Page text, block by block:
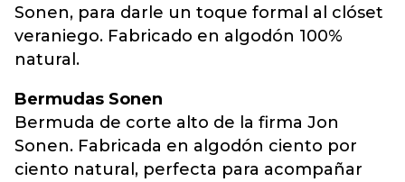
Sonen, para darle un toque formal al clóset
veraniego. Fabricado en algodón 100%
natural.
Bermudas Sonen
Bermuda de corte alto de la firma Jon
Sonen. Fabricada en algodón ciento por
ciento natural, perfecta para acompañar